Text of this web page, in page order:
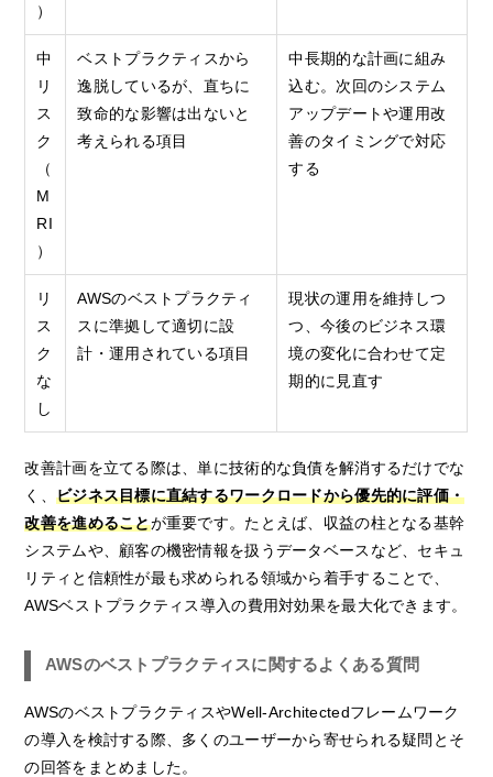
）
中
リ
ス
ク
（
M
RI
）
ベストプラクティスから
逸脱しているが、直ちに
致命的な影響は出ないと
考えられる項目
中長期的な計画に組み
込む。次回のシステム
アップデートや運用改
善のタイミングで対応
する
リ
ス
ク
な
し
AWSのベストプラクティ
スに準拠して適切に設
計・運用されている項目
現状の運用を維持しつ
つ、今後のビジネス環
境の変化に合わせて定
期的に見直す
改善計画を立てる際は、単に技術的な負債を解消するだけでな
く、 ビジネス目標に直結するワークロードから優先的に評価・
改善を進めることが重要です。たとえば、収益の柱となる基幹
システムや、顧客の機密情報を扱うデータベースなど、セキュ
リティと信頼性が最も求められる領域から着手することで、
AWSベストプラクティス導入の費用対効果を最大化できます。
AWSのベストプラクティスに関するよくある質問
AWSのベストプラクティスやWell-Architectedフレームワーク
の導入を検討する際、多くのユーザーから寄せられる疑問とそ
の回答をまとめました。